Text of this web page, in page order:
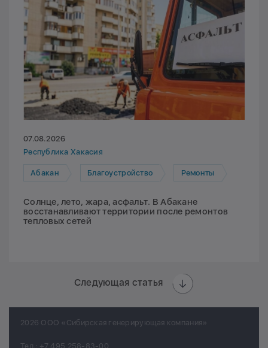
07.08.2026
Республика Хакасия
Абакан Благоустройство Ремонты
Солнце, лето, жара, асфальт. В Абакане
восстанавливают территории после ремонтов
тепловых сетей
Следующая статья
2026 ООО «Сибирская генерирующая компания»
Тел.: +7 495 258-83-00